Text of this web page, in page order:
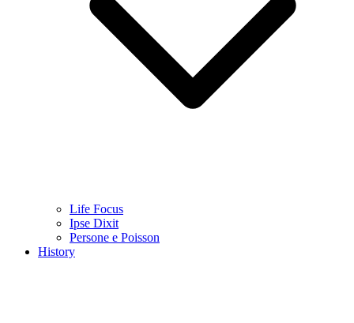
Life Focus
Ipse Dixit
Persone e Poisson
History